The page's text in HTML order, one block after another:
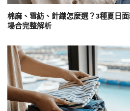
棉麻、雪紡、針織怎麼選？3種夏日
場合完整解析